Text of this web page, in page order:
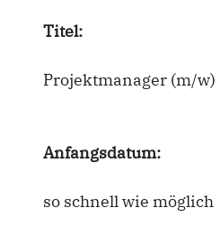
Titel:
Projektmanager (m/w)
Anfangsdatum:
so schnell wie möglich